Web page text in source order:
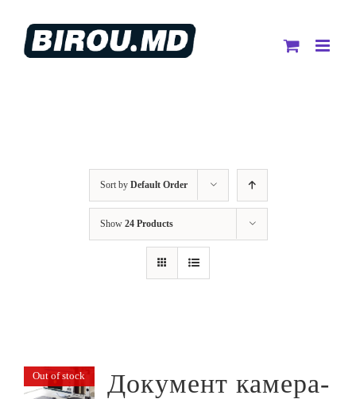
content
Sort by Default Order
Show 24 Products
Out of stock
Документ камера-